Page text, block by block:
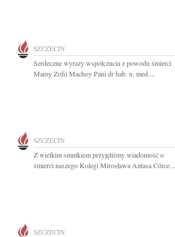
SZCZECIN
Serdeczne wyrazy współczucia z powodu śmierci
Mamy Zofii Machoy Pani dr hab. n. med....
SZCZECIN
Z wielkim smutkiem przyjęliśmy wiadomość o
śmierci naszego Kolegi Mirosława Antasa Córce...
SZCZECIN